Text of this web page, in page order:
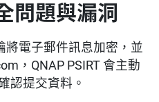
問題與漏洞
將電子郵件訊息加密，並
，QNAP PSIRT 會主動
認提交資料。